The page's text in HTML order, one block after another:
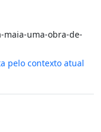
uma-obra-de-
pelo contexto atual